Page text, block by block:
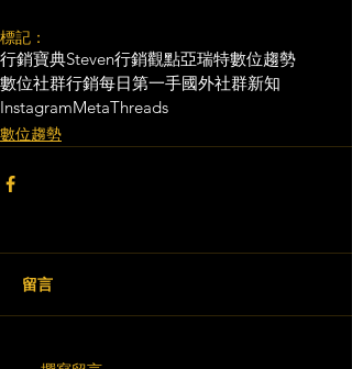
標記：
行銷寶典Steven行銷觀點亞瑞特數位趨勢
數位社群行銷每日第一手國外社群新知
InstagramMetaThreads
數位趨勢
留言